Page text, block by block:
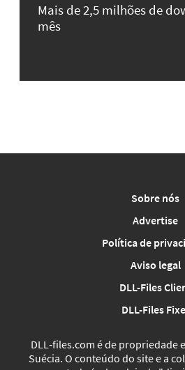
Mais de 2,5 milhões de
mês
Sobre nós
Advertise
Política de
Aviso legal
DLL-Files
DLL-Files
DLL‑files.com é de propriedade
Suécia. O conteúdo do site e a